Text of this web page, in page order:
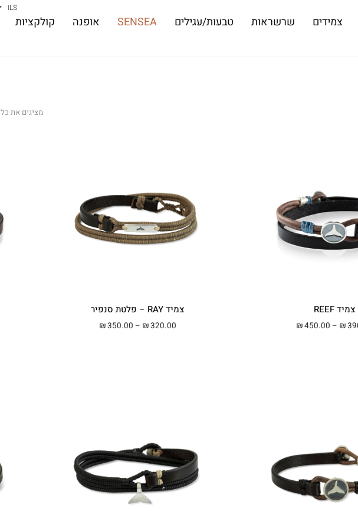
ILS
צמידים שרשראות טבעות/עגילים SENSEA אופנה
קולקציות
מציגים את כל ⁦14⁩ התוצאות
צמיד REEF
₪
–
₪450.00
צמיד RAY – פלטת סנפיר
₪320.00
–
₪350.00